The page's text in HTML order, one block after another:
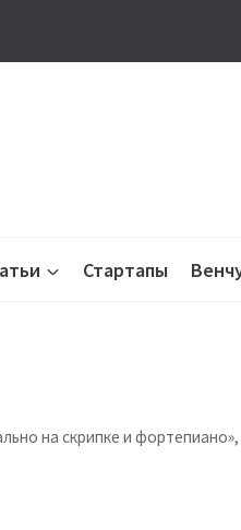
Стартапы
на скрипке и